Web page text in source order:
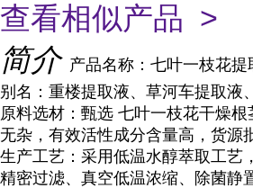
查看相似产品 >
简介 产品名称 ：七叶一枝花提
别名 ：重楼提取液、草河车提取液
原料选材 ：甄选 七叶一枝花干燥
无杂，有效活性成分含量高，货源
生产工艺 ：采用低温水醇萃取工艺
精密过滤、真空低温浓缩、除菌静